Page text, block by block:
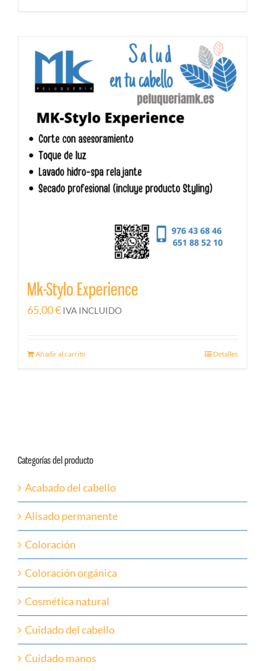
Mk-Stylo Experience
65,00€ IVA INCLUIDO
Añadir al carrito Detalles
Categorías del producto
Acabado del cabello
Alisado permanente
Coloración
Coloración orgánica
Cosmética natural
Cuidado del cabello
Cuidado manos